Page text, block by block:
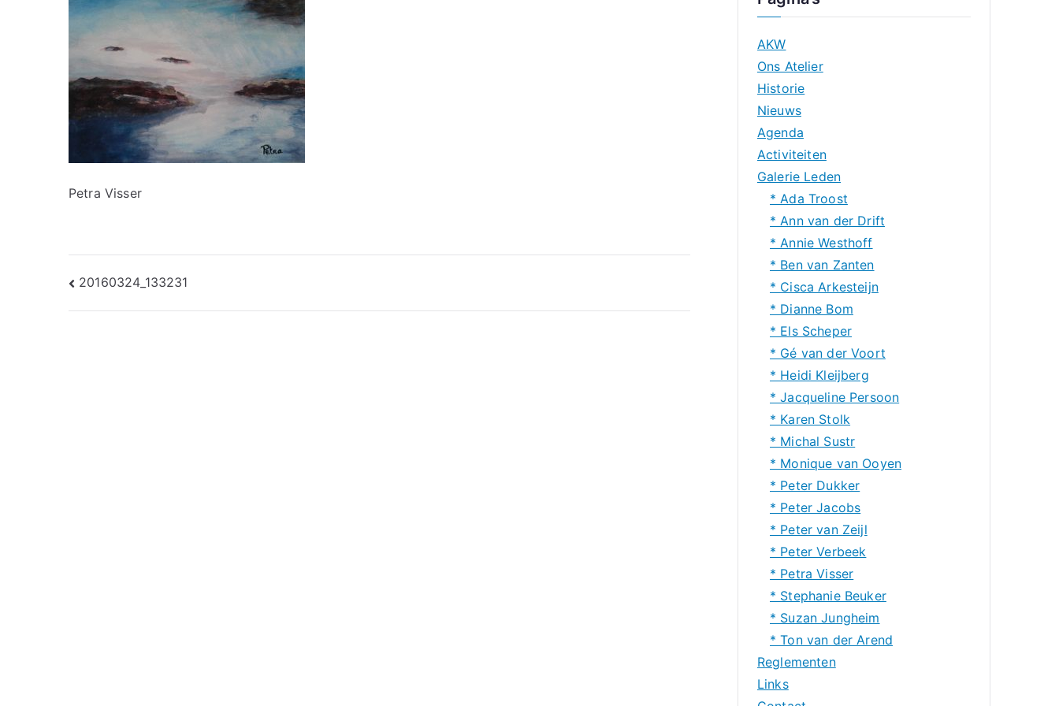
Petra Visser
Bericht
navigatie
20160324_133231
AKW
Ons Atelier
Historie
Nieuws
Agenda
Activiteiten
Galerie Leden
* Ada Troost
* Ann van der Drift
* Annie Westhoff
* Ben van Zanten
* Cisca Arkesteijn
* Dianne Bom
* Els Scheper
* Gé van der Voort
* Heidi Kleijberg
* Jacqueline Persoon
* Karen Stolk
* Michal Sustr
* Monique van Ooyen
* Peter Dukker
* Peter Jacobs
* Peter van Zeijl
* Peter Verbeek
* Petra Visser
* Stephanie Beuker
* Suzan Jungheim
* Ton van der Arend
Reglementen
Links